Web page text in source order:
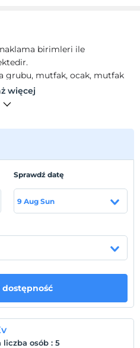
birimleri ile
grubu, mutfak, ocak, mutfak
na mapie
więcej
Sprawdź datę
9 Aug Sun
dostępność
liczba osób : 5